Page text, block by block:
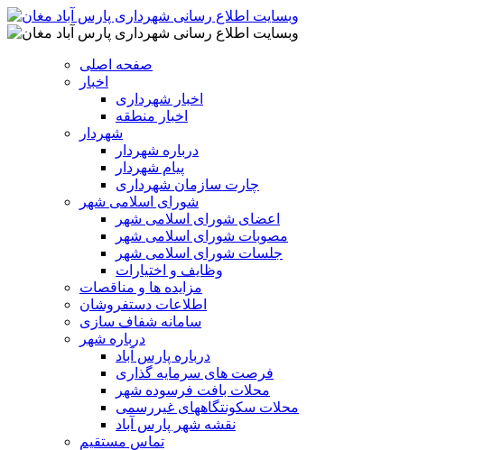
صفحه اصلی
اخبار
اخبار شهرداری
اخبار منطقه
شهردار
درباره شهردار
پیام شهردار
چارت سازمان شهرداری
شورای اسلامی شهر
اعضای شورای اسلامی شهر
مصوبات شورای اسلامی شهر
جلسات شورای اسلامی شهر
وظایف و اختیارات
مزایده ها و مناقصات
اطلاعات دستفروشان
سامانه شفاف سازی
درباره شهر
درباره پارس آباد
فرصت های سرمایه گذاری
محلات بافت فرسوده شهر
محلات سکونتگاههای غیررسمی
نقشه شهر پارس آباد
تماس مستقیم